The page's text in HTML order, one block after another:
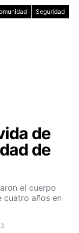
Seguridad
de
de
el cuerpo
cuatro años en